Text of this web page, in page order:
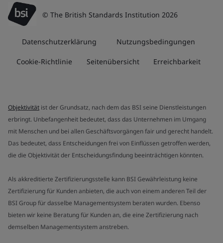
© The British Standards Institution 2026
Datenschutzerklärung Nutzungsbedingungen
Cookie-Richtlinie Seitenübersicht Erreichbarkeit
Objektivität ist der Grundsatz, nach dem das BSI seine Dienstleistungen
erbringt. Unbefangenheit bedeutet, dass das Unternehmen im Umgang
mit Menschen und bei allen Geschäftsvorgängen fair und gerecht handelt.
Das bedeutet, dass Entscheidungen frei von Einflüssen getroffen werden,
die die Objektivität der Entscheidungsfindung beeinträchtigen könnten.
Als akkreditierte Zertifizierungsstelle kann BSI Gewährleistung keine
Zertifizierung für Kunden anbieten, die auch von einem anderen Teil der
BSI Group für dasselbe Managementsystem beraten wurden. Ebenso
bieten wir keine Beratung für Kunden an, die eine Zertifizierung nach
demselben Managementsystem anstreben.